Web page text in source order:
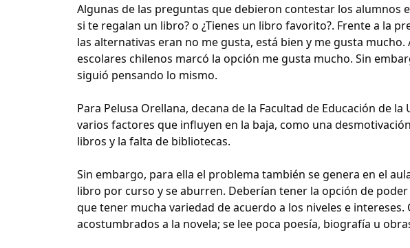
Algunas de las preguntas que debieron contestar los alumnos
si te regalan un libro? o ¿Tienes un libro favorito?. Frente a la
las alternativas eran no me gusta, está bien y me gusta
escolares chilenos marcó la opción me gusta mucho. Sin
siguió pensando lo mismo.
Para Pelusa Orellana, decana de la Facultad de Educación de
varios factores que influyen en la baja, como una
libros y la falta de bibliotecas.
Sin embargo, para ella el problema también se genera en el
libro por curso y se aburren. Deberían tener la opción de
que tener mucha variedad de acuerdo a los niveles e
acostumbrados a la novela; se lee poca poesía, biografía u